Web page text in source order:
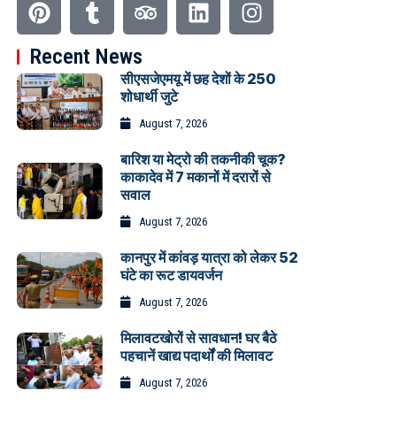
Recent News
सीएसजेएमयू में छह देशों के 250
शोधार्थी जुटे
August 7, 2026
बारिश या मेट्रो की तकनीकी चूक?
काकादेव में 7 मकानों में दरारों से
सवाल
August 7, 2026
कानपुर में कांवड़ यात्रा को लेकर 52
घंटे का रूट डायवर्जन
August 7, 2026
मिलावटखोरों से सावधान! घर बैठे
पहचानें खाद्य पदार्थों की मिलावट
August 7, 2026